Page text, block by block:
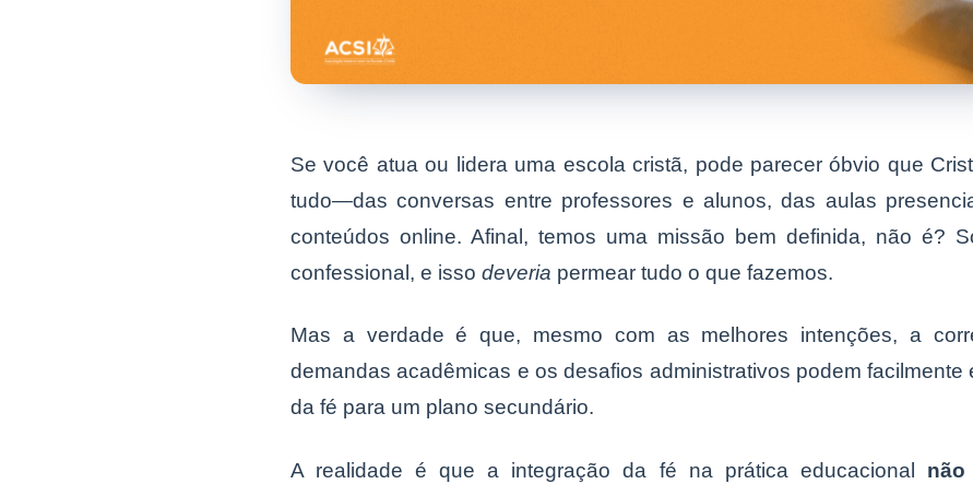
Se você atua ou lidera uma escola cristã, pode parecer óbvio que
tudo—das conversas entre professores e alunos, das aulas
conteúdos online. Afinal, temos uma missão bem definida, não é?
confessional, e isso deveria permear tudo o que fazemos.
Mas a verdade é que, mesmo com as melhores intenções, a
demandas acadêmicas e os desafios administrativos podem facilmente
da fé para um plano secundário.
A realidade é que a integração da fé na prática educacional